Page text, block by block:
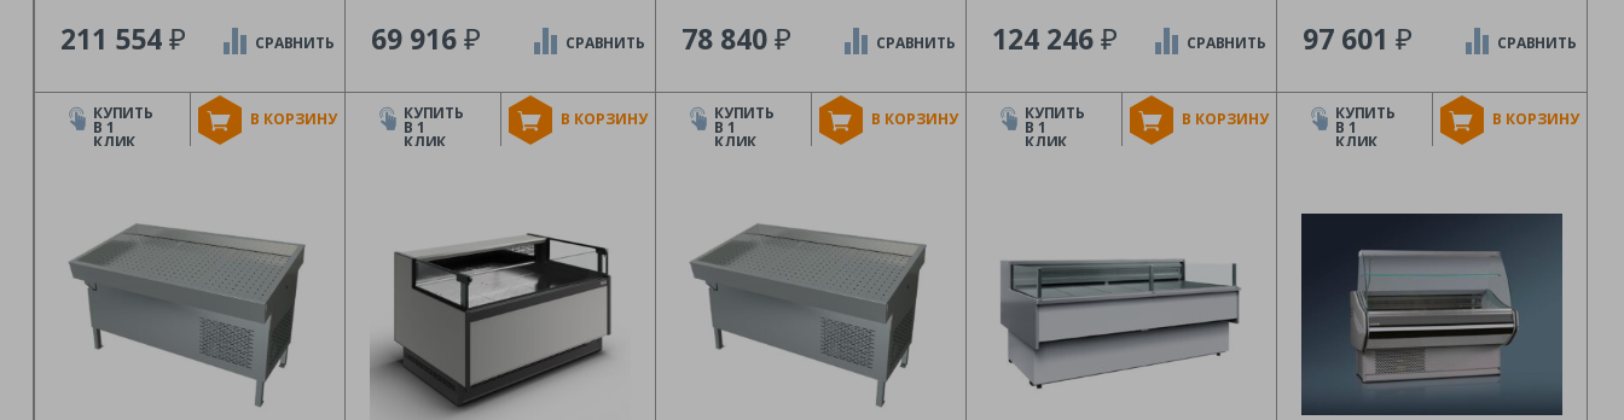
211 554₽
В КОРЗИНУ
СРАВНИТЬ
КУПИТЬ
В 1
КЛИК
69 916₽
В КОРЗИНУ
СРАВНИТЬ
КУПИТЬ
В 1
КЛИК
78 840₽
В КОРЗИНУ
СРАВНИТЬ
КУПИТЬ
В 1
КЛИК
124 246₽
В КОРЗИНУ
СРАВНИТЬ
КУПИТЬ
В 1
КЛИК
97 601 ₽
В КОРЗИНУ
СРАВНИТЬ
КУПИТЬ
В 1
КЛИК